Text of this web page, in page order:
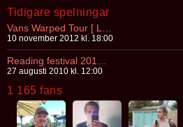
Tidigare spelningar
10 november 2012 kl. 18:00
27 augusti 2010 kl. 12:00
1 165 fans